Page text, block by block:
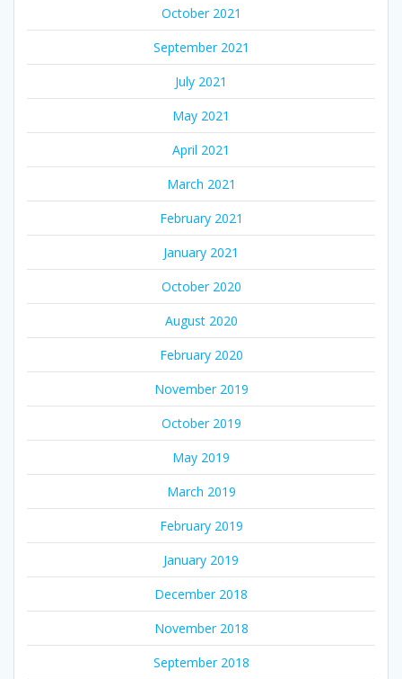
October 2021
September 2021
July 2021
May 2021
April 2021
March 2021
February 2021
January 2021
October 2020
August 2020
February 2020
November 2019
October 2019
May 2019
March 2019
February 2019
January 2019
December 2018
November 2018
September 2018